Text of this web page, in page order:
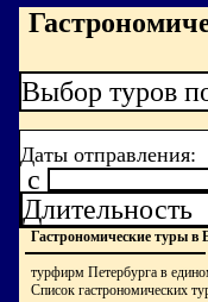
Выбор туров
Даты отправления:
c
Длительность
Гастрономические туры в
турфирм Петербурга в
Список гастрономических